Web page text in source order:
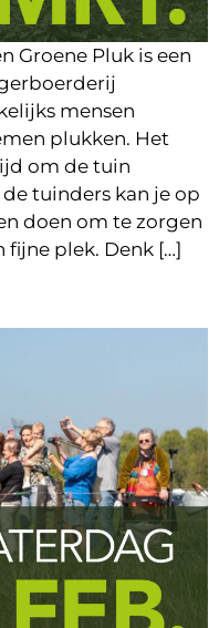
Groene Pluk is een
mensen
plukken. Het
om de tuin
tuinders kan je op
doen om te zorgen
fijne plek. Denk […]